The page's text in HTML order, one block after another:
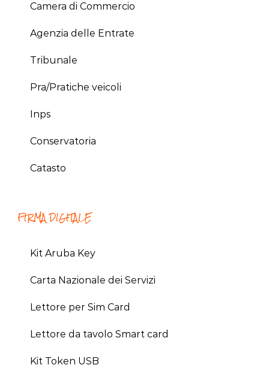
Camera di Commercio
Agenzia delle Entrate
Tribunale
Pra/Pratiche veicoli
Inps
Conservatoria
Catasto
FIRMA DIGITALE
Kit Aruba Key
Carta Nazionale dei Servizi
Lettore per Sim Card
Lettore da tavolo Smart card
Kit Token USB